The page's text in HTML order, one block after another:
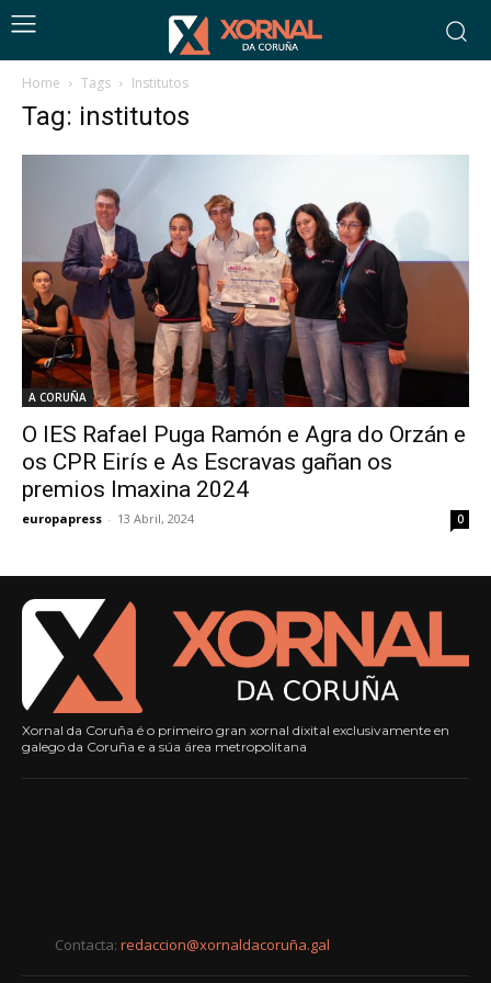
Home Tags Institutos
Tag: institutos
A CORUÑA
O IES Rafael Puga Ramón e Agra do Orzán e
os CPR Eirís e As Escravas gañan os
premios Imaxina 2024
europapress - 13 Abril, 2024 0
Xornal da Coruña é o primeiro gran xornal dixital exclusivamente en
galego da Coruña e a súa área metropolitana
Contacta: redaccion@xornaldacoruña.gal